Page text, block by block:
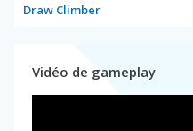
Draw Climber
Vidéo de gameplay